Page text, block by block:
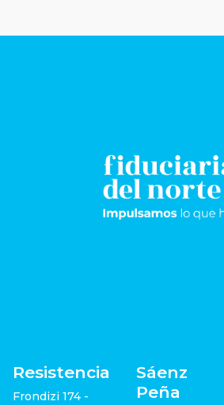
Resistencia
Frondizi 174 -
Sáenz
Peña